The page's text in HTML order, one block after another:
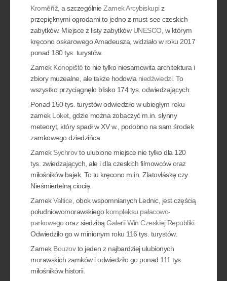
Kroměříž , a szczególnieZamek Arcybiskupiz
przepięknymi ogrodami to jedno z must-see czeskich
zabytków. Miejsce z listy zabytków UNESCO, w którym
kręcono oskarowego Amadeusza, widziało w roku 2017
ponad 180 tys. turystów.
Zamek Konopiště to nie tylko niesamowita architektura i
zbiory muzealne, ale także hodowla niedźwiedzi. To
wszystko przyciągnęło blisko 174 tys. odwiedzających.
Ponad 150 tys. turystów odwiedziło w ubiegłym roku
zamek Loket, gdzie można zobaczyć m.in. słynny
meteoryt, który spadł w XV w., podobno na sam środek
zamkowego dziedzińca.
Zamek Sychrovto ulubione miejsce nie tylko dla 120
tys. zwiedzających, ale i dla czeskich filmowców oraz
miłośników bajek. To tu kręcono m.in. Zlatovláskę czy
Nieśmiertelną ciocię.
ZamekValtice , obok wspomnianych Lednic, jest częścią
południowomorawskiego kompleksu pałacowo-
parkowego oraz siedzibąGalerii Win Czeskiej Republiki.
Odwiedziło go w minionym roku 116 tys. turystów.
Zamek Bouzovto jeden z najbardziej ulubionych
morawskich zamków i odwiedziło go ponad 111 tys.
miłośników historii.